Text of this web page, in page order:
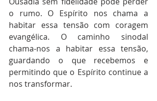
o rumo. O Espírito nos chama a
habitar essa tensão com coragem
evangélica. O caminho sinodal
chama-nos a habitar essa tensão,
guardando o que recebemos e
permitindo que o Espírito continue a
nos transformar.